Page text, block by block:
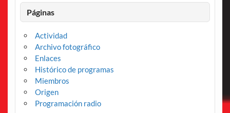
Páginas
Actividad
Archivo fotográfico
Enlaces
Histórico de programas
Miembros
Origen
Programación radio